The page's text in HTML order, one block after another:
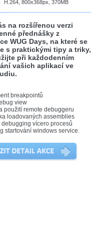
H.264, 800x368px, 370MB
na rozšířenou verzi
přednášky z
WUG Days, na které se
s praktickými tipy a triky,
při každodenním
vašich aplikací ve
breakpointů
view
použití remote debuggeru
loadovaných assemblies
debugging vícero procesů
startování windows service.